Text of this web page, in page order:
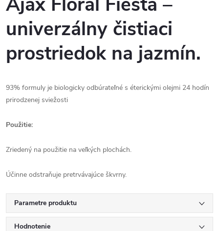
univerzálny čistiaci
prostriedok na jazmín.
93% formuly je biologicky odbúrateľné s éterickými olejmi 24 hodín
prirodzenej sviežosti
Použitie:
Zriedený na použitie na veľkých plochách.
Účinne odstraňuje pretrvávajúce škvrny.
Parametre produktu
Hodnotenie